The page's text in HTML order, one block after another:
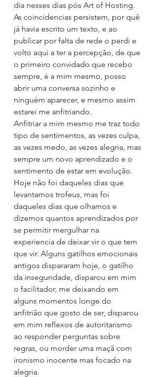
dia nesses dias pós Art of Hosting.
As coincidencias persistem, por quê
já havia escrito um texto, e ao
publicar por falta de rede o perdi e
volto aqui a ter a percepção, de que
o primeiro convidado que recebo
sempre, é a mim mesmo, posso
abrir uma conversa sozinho e
ninguém aparecer, e mesmo assim
estarei me anfitriando.
Anfitriar a mim mesmo me traz todo
tipo de sentimentos, as vezes culpa,
as vezes medo, as vezes alegria, mas
sempre um novo aprendizado e o
sentimento de estar em evolução.
Hoje não foi daqueles dias que
levantamos trofeus, mas foi
daqueles dias que olhamos e
dizemos quantos aprendizados por
se permitir mergulhar na
experiencia de deixar vir o que tem
que vir. Alguns gatilhos emocionais
antigos dispararam hoje, o gatilho
da inseguridade, disparou em mim
o facilitador, me deixando em
alguns momentos longe do
anfitrião que gosto de ser, disparou
em mim reflexos de autoritarismo
ao responder perguntas sobre
regras, ou morder uma maçã com
ironismo inocente mas focado na
alegria.